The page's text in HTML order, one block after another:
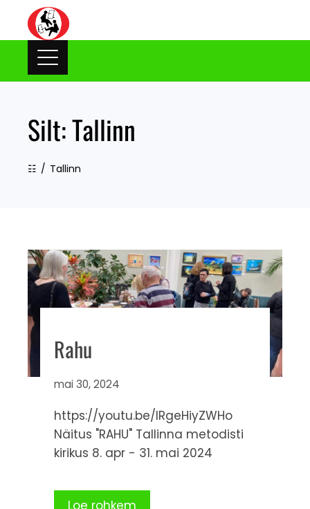
content
Silt:Tallinn
☷ Tallinn
Rahu
mai 30, 2024
https://youtu.be/IRgeHiyZWHo
Näitus "RAHU" Tallinna metodisti
kirikus 8. apr - 31. mai 2024
Loe rohkem